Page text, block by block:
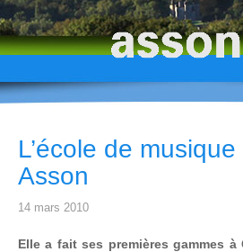
HISTOIRE
L’école de
Asson
14 mars 2010
Elle a fait ses premières gammes à